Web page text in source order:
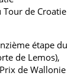
Tour de Croatie
étape du
de Lemos),
de Wallonie